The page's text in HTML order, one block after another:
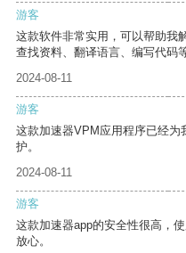
游客
这款软件非常实用，可以帮助我
查找资料、翻译语言、编写代码等
2024-08-11
游客
这款加速器VPM应用程序已经
护。
2024-08-11
游客
这款加速器app的安全性很高，
放心。